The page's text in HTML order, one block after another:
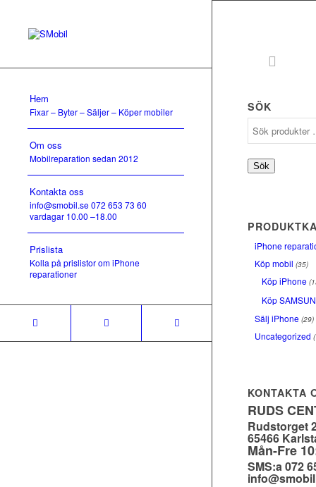
Hem
Fixar – Byter – Säljer – Köper mobiler
Om oss
Mobilreparation sedan 2012
Kontakta oss
info@smobil.se 072 653 73 60
vardagar 10.00 –18.00
Prislista
Kolla på prislistor om iPhone
reparationer
SÖK
Sök
iPhone
Köp mobil (35)
Köp iPhone
Köp
Sälj iPhone (29)
Uncategorized
KONTAKTA
RUDS
Rudstorget
65466
Mån-Fre
SMS:a 072